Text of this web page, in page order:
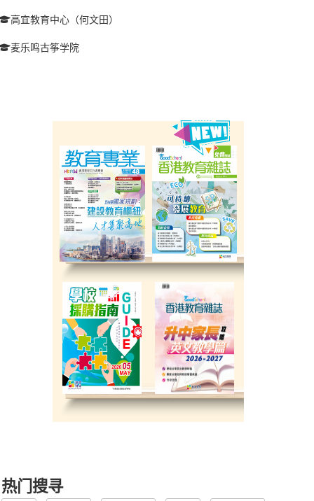
高宜教育中心（何文田）
麦乐鸣古筝学院
热门搜寻